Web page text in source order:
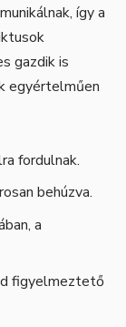
így a
gazdik is
egyértelműen
fordulnak.
behúzva.
a
figyelmeztető